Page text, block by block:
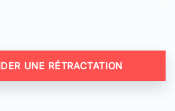
UNE RÉTRACTATION